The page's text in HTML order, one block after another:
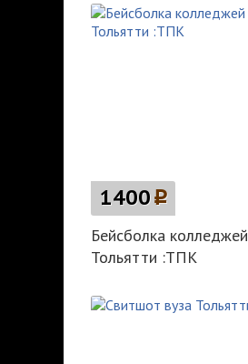
1400p
Бейсболка колледжей
Тольятти :ТПК